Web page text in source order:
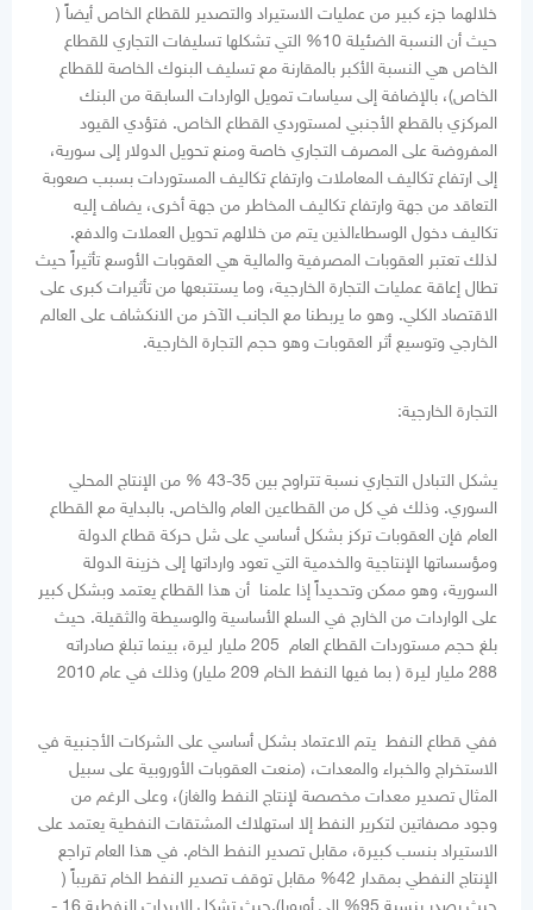
خلالهما جزء كبير من عمليات الاستيراد والتصدير للقطاع الخاص أيضاً (
حيث أن النسبة الضئيلة 10% التي تشكلها تسليفات التجاري للقطاع
الخاص هي النسبة الأكبر بالمقارنة مع تسليف البنوك الخاصة للقطاع
الخاص)، بالإضافة إلى سياسات تمويل الواردات السابقة من البنك
المركزي بالقطع الأجنبي لمستوردي القطاع الخاص. فتؤدي القيود
المفروضة على المصرف التجاري خاصة ومنع تحويل الدولار إلى سورية،
إلى ارتفاع تكاليف المعاملات وارتفاع تكاليف المستوردات بسبب صعوبة
التعاقد من جهة وارتفاع تكاليف المخاطر من جهة أخرى، يضاف إليه
تكاليف دخول الوسطاءالذين يتم من خلالهم تحويل العملات والدفع.
لذلك تعتبر العقوبات المصرفية والمالية هي العقوبات الأوسع تأثيراً حيث
تطال إعاقة عمليات التجارة الخارجية، وما يستتبعها من تأثيرات كبرى على
الاقتصاد الكلي. وهو ما يربطنا مع الجانب الآخر من الانكشاف على العالم
الخارجي وتوسيع أثر العقوبات وهو حجم التجارة الخارجية.
التجارة الخارجية:
يشكل التبادل التجاري نسبة تتراوح بين 35-43 % من الإنتاج المحلي
السوري. وذلك في كل من القطاعين العام والخاص. بالبداية مع القطاع
العام فإن العقوبات تركز بشكل أساسي على شل حركة قطاع الدولة
ومؤسساتها الإنتاجية والخدمية التي تعود وارداتها إلى خزينة الدولة
السورية، وهو ممكن وتحديداً إذا علمنا أن هذا القطاع يعتمد وبشكل كبير
على الواردات من الخارج في السلع الأساسية والوسيطة والثقيلة. حيث
بلغ حجم مستوردات القطاع العام 205 مليار ليرة، بينما تبلغ صادراته
288 مليار ليرة ( بما فيها النفط الخام 209 مليار) وذلك في عام 2010
ففي قطاع النفط يتم الاعتماد بشكل أساسي على الشركات الأجنبية في
الاستخراج والخبراء والمعدات، (منعت العقوبات الأوروبية على سبيل
المثال تصدير معدات مخصصة لإنتاج النفط والغاز)، وعلى الرغم من
وجود مصفاتين لتكرير النفط إلا استهلاك المشتقات النفطية يعتمد على
الاستيراد بنسب كبيرة، مقابل تصدير النفط الخام. في هذا العام تراجع
الإنتاج النفطي بمقدار 42% مقابل توقف تصدير النفط الخام تقريباً (
حيث يصدر بنسبة 95% إلى أوروبا).حيث تشكل الايردات النفطية 16 -